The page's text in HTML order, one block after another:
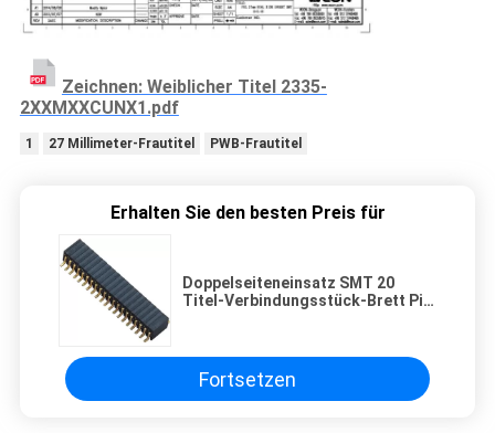
Zeichnen: Weiblicher Titel 2335-
2XXMXXCUNX1.pdf
1 27 Millimeter-Frautitel PWB-Frautitel
Erhalten Sie den besten Preis für
Doppelseiteneinsatz SMT 20
Titel-Verbindungsstück-Brett Pin
Fortsetzen